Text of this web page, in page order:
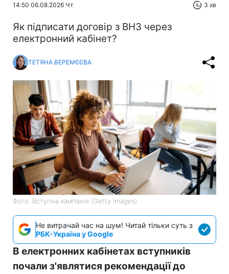
14:50 06.08.2026 Чт 3 хв
Як підписати договір з ВНЗ через
електронний кабінет?
ТЕТЯНА ВЕРЕМЄЄВА
Фото: Вступна кампанія (Getty Images)
Не витрачай час на шум! Читай тільки суть з
РБК-Україна у Google
В електронних кабінетах вступників
почали з'являтися рекомендації до